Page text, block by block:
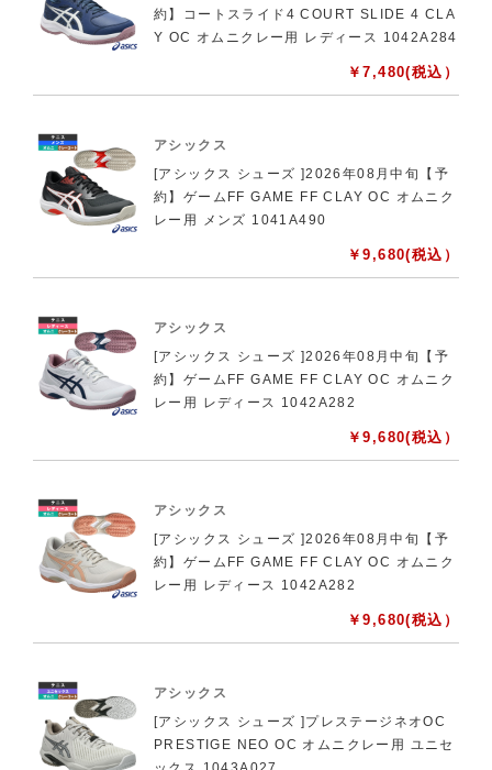
約】コートスライド4 COURT SLIDE 4 CLA
Y OC オムニクレー用 レディース 1042A284
￥7,480(税込）
アシックス
[アシックス シューズ ]2026年08月中旬【予
約】ゲームFF GAME FF CLAY OC オムニク
レー用 メンズ 1041A490
￥9,680(税込）
アシックス
[アシックス シューズ ]2026年08月中旬【予
約】ゲームFF GAME FF CLAY OC オムニク
レー用 レディース 1042A282
￥9,680(税込）
アシックス
[アシックス シューズ ]2026年08月中旬【予
約】ゲームFF GAME FF CLAY OC オムニク
レー用 レディース 1042A282
￥9,680(税込）
アシックス
[アシックス シューズ ]プレステージネオOC
PRESTIGE NEO OC オムニクレー用 ユニセ